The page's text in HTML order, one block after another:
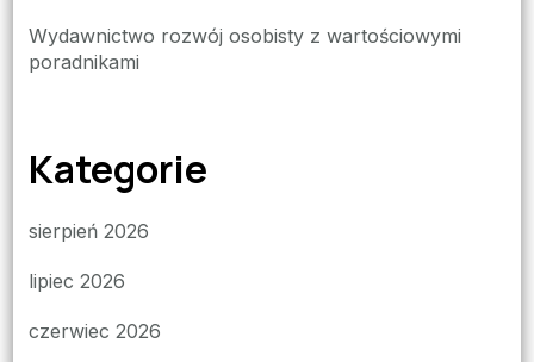
Wydawnictwo rozwój osobisty z wartościowymi
poradnikami
Kategorie
sierpień 2026
lipiec 2026
czerwiec 2026